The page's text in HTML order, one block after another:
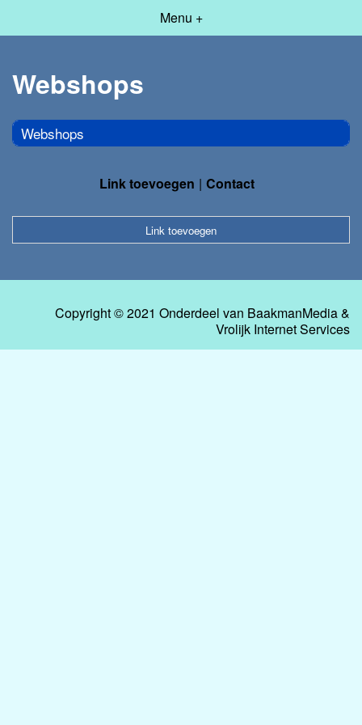
Menu +
Webshops
Webshops
Link toevoegen Contact
Link toevoegen
Copyright © 2021 Onderdeel van BaakmanMedia&
Vrolijk Internet Services